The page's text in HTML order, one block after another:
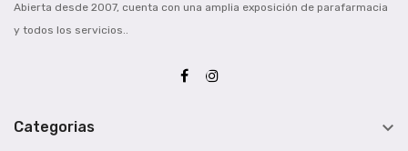
Abierta desde 2007, cuenta con una amplia exposición de parafarmacia
y todos los servicios..
Categorias 